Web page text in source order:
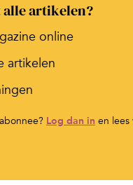
alle artikelen?
online
artikelen
Log dan in en lees